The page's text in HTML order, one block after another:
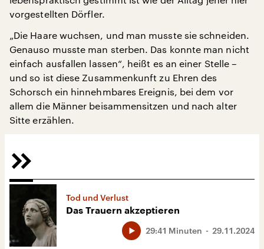
vorgestellten Dörfler.
„Die Haare wuchsen, und man musste sie schneiden.
Genauso musste man sterben. Das konnte man nicht
einfach ausfallen lassen“, heißt es an einer Stelle –
und so ist diese Zusammenkunft zu Ehren des
Schorsch ein hinnehmbares Ereignis, bei dem vor
allem die Männer beisammensitzen und nach alter
Sitte erzählen.
Tod und Verlust
Das Trauern akzeptieren
29.11.2024
29:41 Minuten